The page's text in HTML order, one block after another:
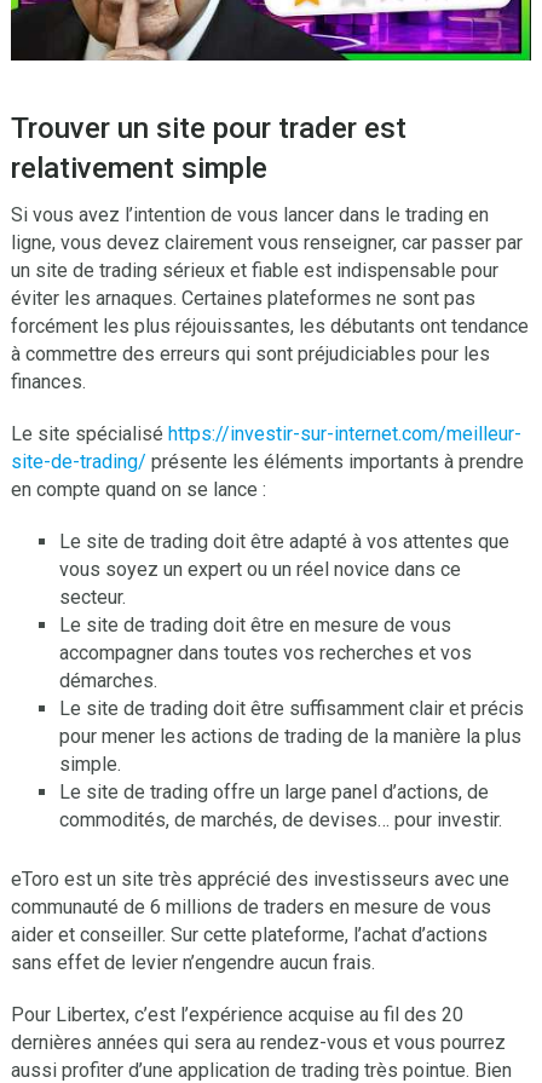
Trouver un site pour trader est
relativement simple
Si vous avez l’intention de vous lancer dans le trading en
ligne, vous devez clairement vous renseigner, car passer par
un site de trading sérieux et fiable est indispensable pour
éviter les arnaques. Certaines plateformes ne sont pas
forcément les plus réjouissantes, les débutants ont tendance
à commettre des erreurs qui sont préjudiciables pour les
finances.
Le site spécialisé https://investir-sur-internet.com/meilleur-
site-de-trading/ présente les éléments importants à prendre
en compte quand on se lance :
Le site de trading doit être adapté à vos attentes que
vous soyez un expert ou un réel novice dans ce
secteur.
Le site de trading doit être en mesure de vous
accompagner dans toutes vos recherches et vos
démarches.
Le site de trading doit être suffisamment clair et précis
pour mener les actions de trading de la manière la plus
simple.
Le site de trading offre un large panel d’actions, de
commodités, de marchés, de devises… pour investir.
eToro est un site très apprécié des investisseurs avec une
communauté de 6 millions de traders en mesure de vous
aider et conseiller. Sur cette plateforme, l’achat d’actions
sans effet de levier n’engendre aucun frais.
Pour Libertex, c’est l’expérience acquise au fil des 20
dernières années qui sera au rendez-vous et vous pourrez
aussi profiter d’une application de trading très pointue. Bien